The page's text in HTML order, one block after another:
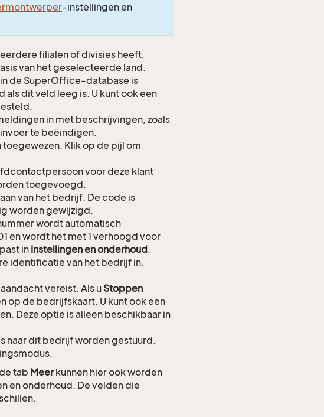
-instellingen en
filialen of divisies heeft.
van het geselecteerde land.
de SuperOffice-database is
dit veld leeg is. U kunt ook een
in met beschrijvingen, zoals
te beëindigen.
Klik op de pijl om
voor deze klant
toegevoegd.
van het bedrijf. De code is
worden gewijzigd.
wordt automatisch
en wordt het met 1 verhoogd voor
inInstellingen en onderhoud.
identificatie van het bedrijf in.
vereist. Als uStoppen
de bedrijfskaart. U kunt ook een
Deze optie is alleen beschikbaar in
naar dit bedrijf worden gestuurd.
tab Meer kunnen hier ook worden
en onderhoud. De velden die